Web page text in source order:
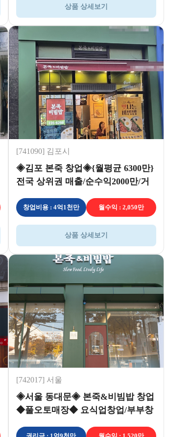
상품 상세보기
[741090] 김포시
◈김포 본죽 창업◈{월평균 6300만}
전국 상위권 매출/순수익2000만/거
창업비용 : 4억1천만 월수익 : 2,050만
상품 상세보기
[742017] 서울
◈서울 동대문◈ 본죽&비빔밥 창업
◆풀오토매장◆ 요식업창업/부부창